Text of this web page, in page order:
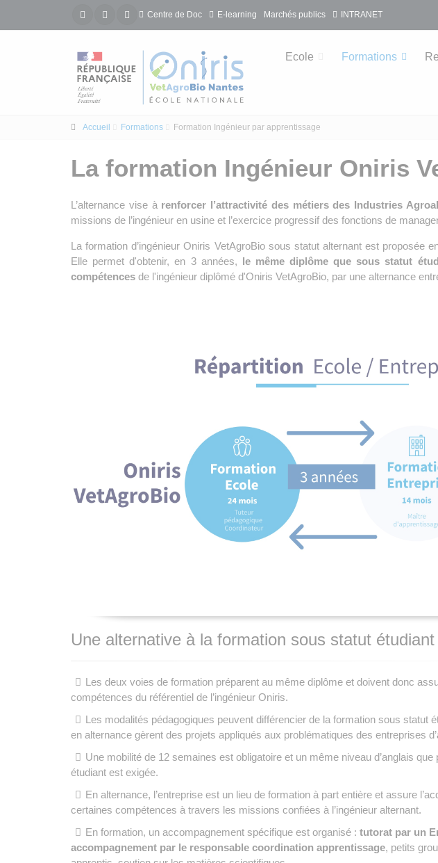
Centre de Doc E-learning Marchés publics INTRANET
Ecole Formations
Accueil Formations Formation Ingénieur par apprentissage
La formation Ingénieur Oniris
L’alternance vise à renforcer l’attractivité des métiers des Industries
missions de l’ingénieur en usine et l’exercice progressif des fonctions de
La formation d’ingénieur Oniris VetAgroBio sous statut alternant est proposée
Elle permet d'obtenir, en 3 années, le même diplôme que sous statut
compétences de l'ingénieur diplômé d'Oniris VetAgroBio, par une alternance
Une alternative à la formation sous statut étudiant
Les deux voies de formation préparent au même diplôme et doivent donc
compétences du référentiel de l’ingénieur Oniris.
Les modalités pédagogiques peuvent différencier de la formation sous statut
en alternance gèrent des projets appliqués aux problématiques des entreprises
Une mobilité de 12 semaines est obligatoire et un même niveau d’anglais
étudiant est exigée.
En alternance, l’entreprise est un lieu de formation à part entière et assure
certaines compétences à travers les missions confiées à l’ingénieur alternant.
En formation, un accompagnement spécifique est organisé : tutorat par un
accompagnement par le responsable coordination apprentissage, petits